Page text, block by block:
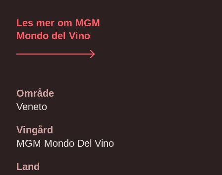
Les mer om MGM
Mondo del Vino
Område
Veneto
Vingård
MGM Mondo Del Vino
Land